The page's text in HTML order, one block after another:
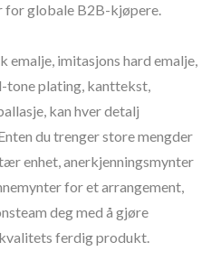
for globale B2B-kjøpere.
imitasjons hard emalje,
tone plating, kanttekst,
kan hver detalj
du trenger store mengder
enhet, anerkjenningsmynter
for et arrangement,
deg med å gjøre
ferdig produkt.